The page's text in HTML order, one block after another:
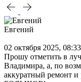
Евгений
02 октября 2025, 08:33
Прошу отметить в
Владимира, а, по
аккуратный ремонт